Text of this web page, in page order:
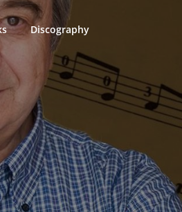
Discography